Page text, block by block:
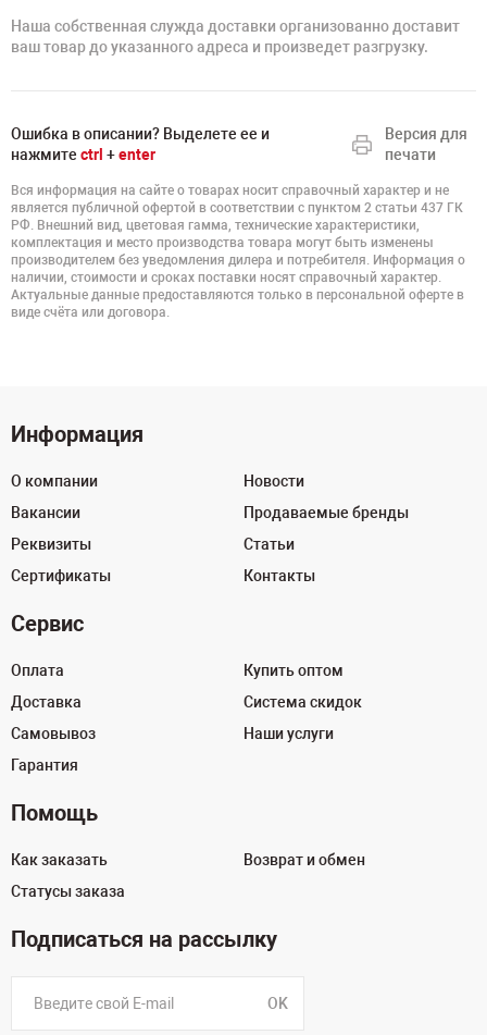
Наша собственная служда доставки организованно доставит
ваш товар до указанного адреса и произведет разгрузку.
Ошибка в описании? Выделете ее и
нажмите ctrl +enter
Версия для
печати
Вся информация на сайте о товарах носит справочный характер и не
является публичной офертой в соответствии с пунктом 2 статьи 437 ГК
РФ. Внешний вид, цветовая гамма, технические характеристики,
комплектация и место производства товара могут быть изменены
производителем без уведомления дилера и потребителя. Информация о
наличии, стоимости и сроках поставки носят справочный характер.
Актуальные данные предоставляются только в персональной оферте в
виде счёта или договора.
Информация
О компании
Вакансии
Реквизиты
Сертификаты
Новости
Продаваемые бренды
Статьи
Контакты
Сервис
Оплата
Доставка
Самовывоз
Гарантия
Купить оптом
Система скидок
Наши услуги
Помощь
Как заказать
Статусы заказа
Возврат и обмен
Подписаться на рассылку
OK